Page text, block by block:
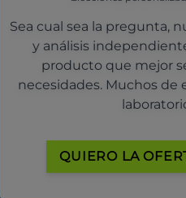
Sea cual sea la pregunta,
y análisis
producto que mejor
necesidades. Muchos de
QUIERO LA